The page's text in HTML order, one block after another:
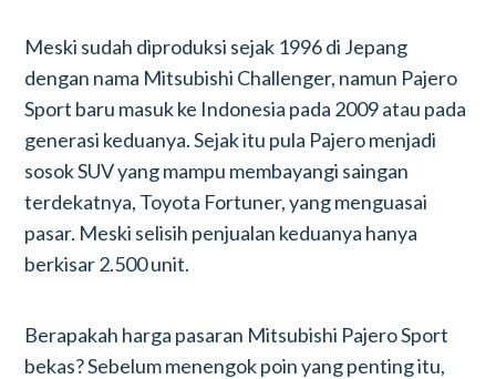
Meski sudah diproduksi sejak 1996 di Jepang
dengan nama Mitsubishi Challenger, namun Pajero
Sport baru masuk ke Indonesia pada 2009 atau pada
generasi keduanya. Sejak itu pula Pajero menjadi
sosok SUV yang mampu membayangi saingan
terdekatnya, Toyota Fortuner, yang menguasai
pasar. Meski selisih penjualan keduanya hanya
berkisar 2.500 unit.
Berapakah harga pasaran Mitsubishi Pajero Sport
bekas? Sebelum menengok poin yang penting itu,